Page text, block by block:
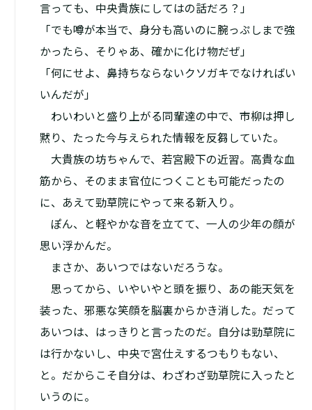
言っても、中央貴族にしてはの話だろ？」
「でも噂が本当で、身分も高いのに腕っぷしまで強
かったら、そりゃあ、確かに化け物だぜ」
「何にせよ、鼻持ちならないクソガキでなければい
いんだが」
わいわいと盛り上がる同輩達の中で、市柳は押し
黙り、たった今与えられた情報を反芻していた。
大貴族の坊ちゃんで、若宮殿下の近習。高貴な血
筋から、そのまま官位につくことも可能だったの
に、あえて勁草院にやって来る新入り。
ぽん、と軽やかな音を立てて、一人の少年の顔が
思い浮かんだ。
――まさか、あいつではないだろうな。
思ってから、いやいやと頭を振り、あの能天気を
装った、邪悪な笑顔を脳裏からかき消した。だって
あいつは、はっきりと言ったのだ。自分は勁草院に
は行かないし、中央で宮仕えするつもりもない、
と。だからこそ自分は、わざわざ勁草院に入ったと
いうのに。